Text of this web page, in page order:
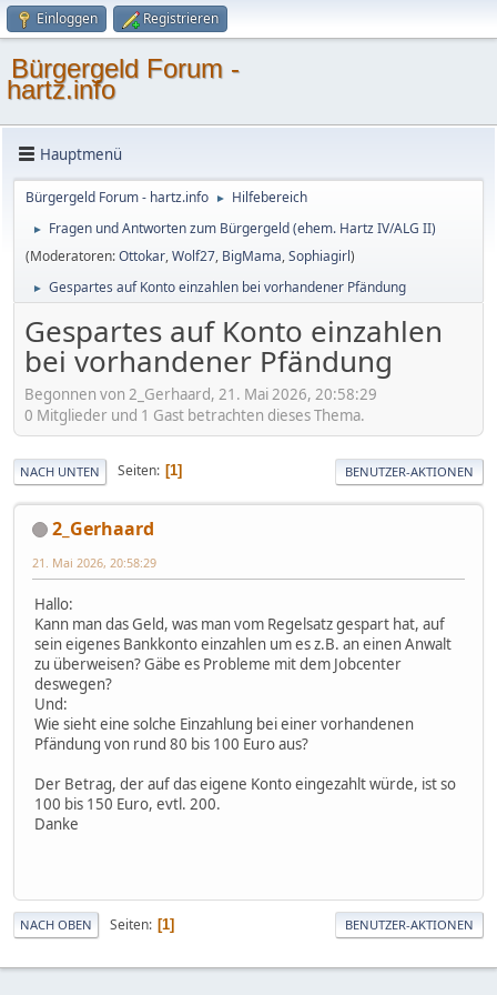
Einloggen Registrieren
Bürgergeld Forum -
hartz.info
Hauptmenü
Bürgergeld Forum - hartz.info ► Hilfebereich
►
Fragen und Antworten zum Bürgergeld (ehem. Hartz IV/ALG II)
(Moderatoren:Ottokar,Wolf27, BigMama,Sophiagirl)
► Gespartes auf Konto einzahlen bei vorhandener Pfändung
Gespartes auf Konto einzahlen
bei vorhandener Pfändung
Begonnen von 2_Gerhaard, 21. Mai 2026, 20:58:29
0 Mitglieder und 1 Gast betrachten dieses Thema.
NACH UNTEN Seiten 1 BENUTZER-AKTIONEN
2_Gerhaard
21. Mai 2026, 20:58:29
Hallo:
Kann man das Geld, was man vom Regelsatz gespart hat, auf
sein eigenes Bankkonto einzahlen um es z.B. an einen Anwalt
zu überweisen? Gäbe es Probleme mit dem Jobcenter
deswegen?
Und:
Wie sieht eine solche Einzahlung bei einer vorhandenen
Pfändung von rund 80 bis 100 Euro aus?
Der Betrag, der auf das eigene Konto eingezahlt würde, ist so
100 bis 150 Euro, evtl. 200.
Danke
NACH OBEN Seiten 1 BENUTZER-AKTIONEN